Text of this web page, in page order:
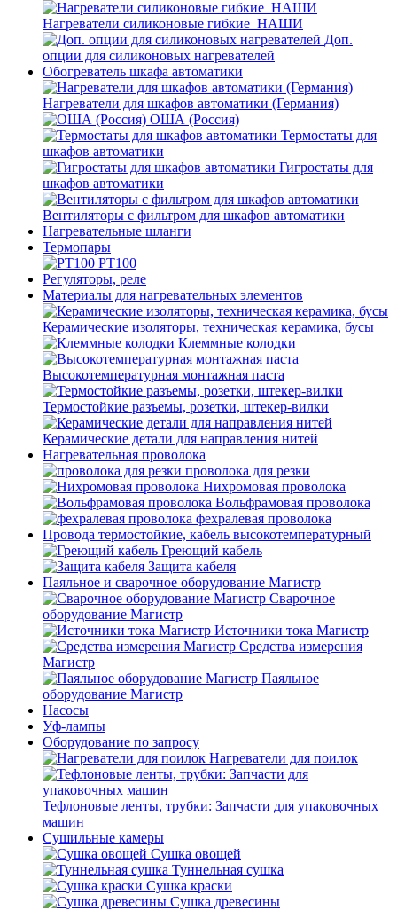
Нагреватели силиконовые гибкие_НАШИ
Доп.
опции для силиконовых нагревателей
Обогреватель шкафа автоматики
Нагреватели для шкафов автоматики (Германия)
ОША (Россия)
Термостаты для
шкафов автоматики
Гигростаты для
шкафов автоматики
Вентиляторы с фильтром для шкафов автоматики
Нагревательные шланги
Термопары
PT100
Регуляторы, реле
Материалы для нагревательных элементов
Керамические изоляторы, техническая керамика, бусы
Клеммные колодки
Высокотемпературная монтажная паста
Термостойкие разъемы, розетки, штекер-вилки
Керамические детали для направления нитей
Нагревательная проволока
проволока для резки
Нихромовая проволока
Вольфрамовая проволока
фехралевая проволока
Провода термостойкие, кабель высокотемпературный
Греющий кабель
Защита кабеля
Паяльное и сварочное оборудование Магистр
Сварочное
оборудование Магистр
Источники тока Магистр
Средства измерения
Магистр
Паяльное
оборудование Магистр
Насосы
Уф-лампы
Оборудование по запросу
Нагреватели для поилок
Тефлоновые ленты, трубки: Запчасти для упаковочных
машин
Сушильные камеры
Сушка овощей
Туннельная сушка
Сушка краски
Сушка древесины